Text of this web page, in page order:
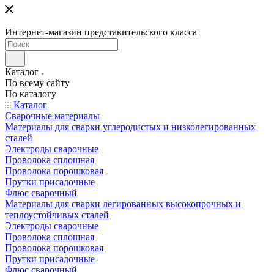
Интернет-магазин представительского класса
Каталог
По всему сайту
По каталогу
Каталог
Сварочные материалы
Материалы для сварки углеродистых и низколегированных
сталей
Электроды сварочные
Проволока сплошная
Проволока порошковая
Прутки присадочные
Флюс сварочный
Материалы для сварки легированных высокопрочных и
теплоустойчивых сталей
Электроды сварочные
Проволока сплошная
Проволока порошковая
Прутки присадочные
Флюс сварочный